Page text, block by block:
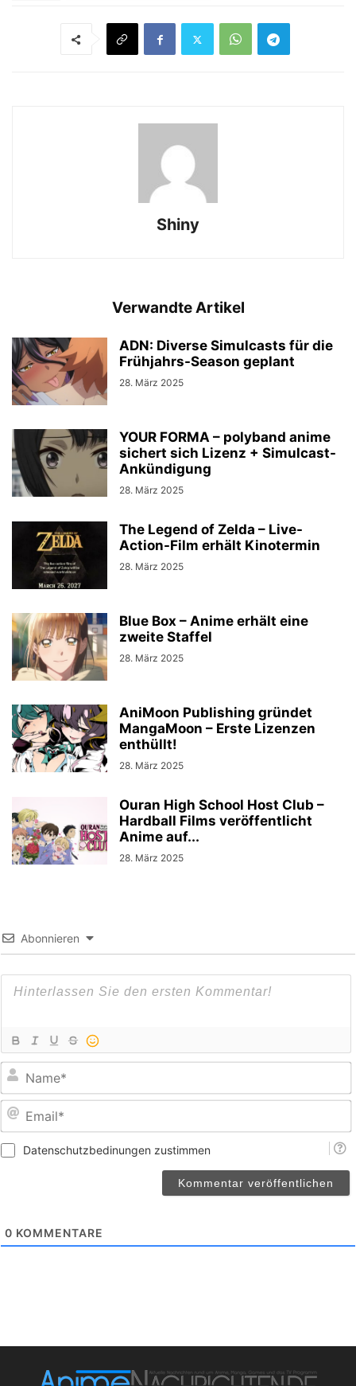
Shiny
Verwandte Artikel
ADN: Diverse Simulcasts für die
Frühjahrs-Season geplant
28. März 2025
YOUR FORMA – polyband anime
sichert sich Lizenz + Simulcast-
Ankündigung
28. März 2025
The Legend of Zelda – Live-
Action-Film erhält Kinotermin
28. März 2025
Blue Box – Anime erhält eine
zweite Staffel
28. März 2025
AniMoon Publishing gründet
MangaMoon – Erste Lizenzen
enthüllt!
28. März 2025
Ouran High School Host Club –
Hardball Films veröffentlicht
Anime auf...
28. März 2025
Abonnieren
Datenschutzbedinungen zustimmen
0 KOMMENTARE